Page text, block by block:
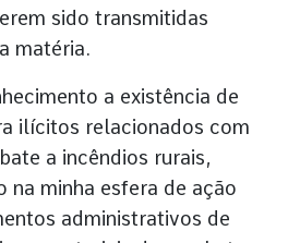
sido transmitidas
matéria.
a existência de
ilícitos relacionados com
a incêndios rurais,
na minha esfera de ação
administrativos de